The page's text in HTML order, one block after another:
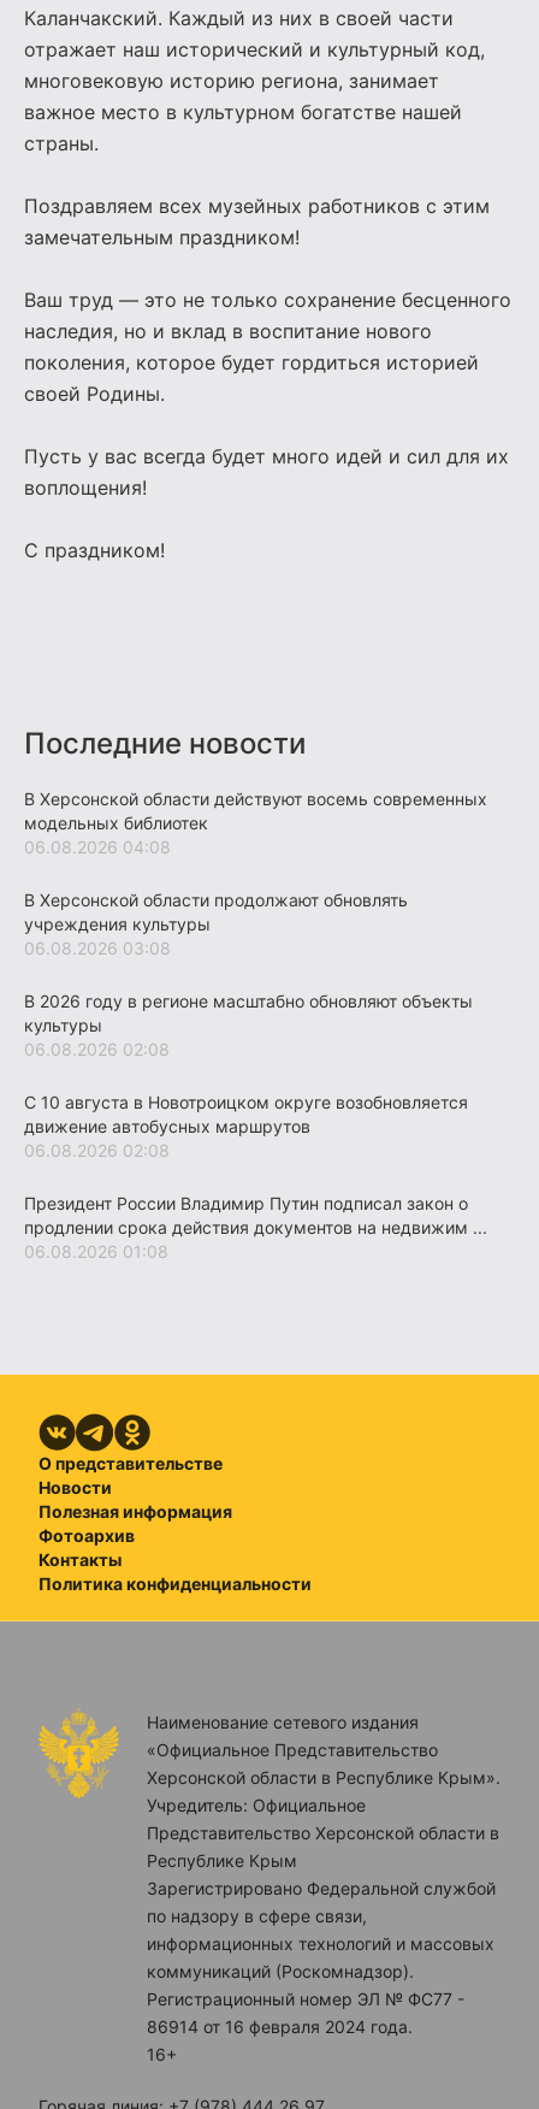
Каланчакский. Каждый из них в своей части
отражает наш исторический и культурный код,
многовековую историю региона, занимает
важное место в культурном богатстве нашей
страны.
Поздравляем всех музейных работников с этим
замечательным праздником!
Ваш труд — это не только сохранение бесценного
наследия, но и вклад в воспитание нового
поколения, которое будет гордиться историей
своей Родины.
Пусть у вас всегда будет много идей и сил для их
воплощения!
С праздником!
Последние новости
В Херсонской области действуют восемь современных
модельных библиотек
06.08.2026 04:08
В Херсонской области продолжают обновлять
учреждения культуры
06.08.2026 03:08
В 2026 году в регионе масштабно обновляют объекты
культуры
06.08.2026 02:08
С 10 августа в Новотроицком округе возобновляется
движение автобусных маршрутов
06.08.2026 02:08
Президент России Владимир Путин подписал закон о
продлении срока действия документов на недвижим ...
06.08.2026 01:08
О представительстве
Новости
Полезная информация
Фотоархив
Контакты
Политика конфиденциальности
Наименование сетевого издания
«Официальное Представительство
Херсонской области в Республике Крым».
Учредитель: Официальное
Представительство Херсонской области в
Республике Крым
Зарегистрировано Федеральной службой
по надзору в сфере связи,
информационных технологий и массовых
коммуникаций (Роскомнадзор).
Регистрационный номер ЭЛ № ФС77 -
86914 от 16 февраля 2024 года.
16+